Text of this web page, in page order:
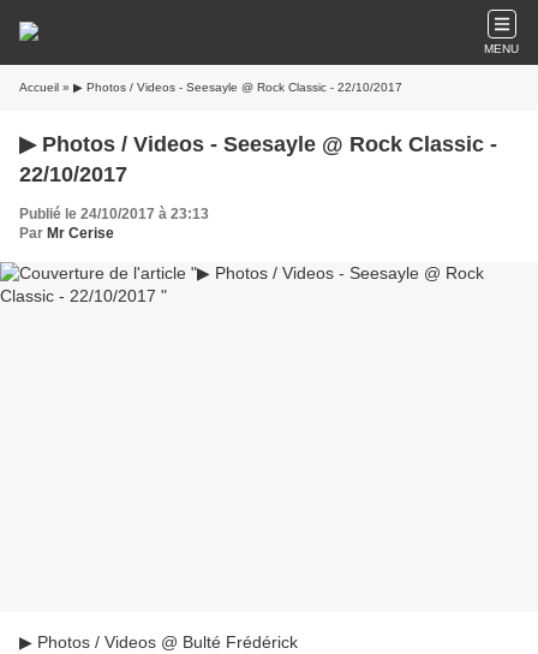
MENU
Accueil » ▶ Photos / Videos - Seesayle @ Rock Classic - 22/10/2017
▶ Photos / Videos - Seesayle @ Rock Classic -
22/10/2017
Publié le 24/10/2017 à 23:13
Par Mr Cerise
▶ Photos / Videos @ Bulté Frédérick